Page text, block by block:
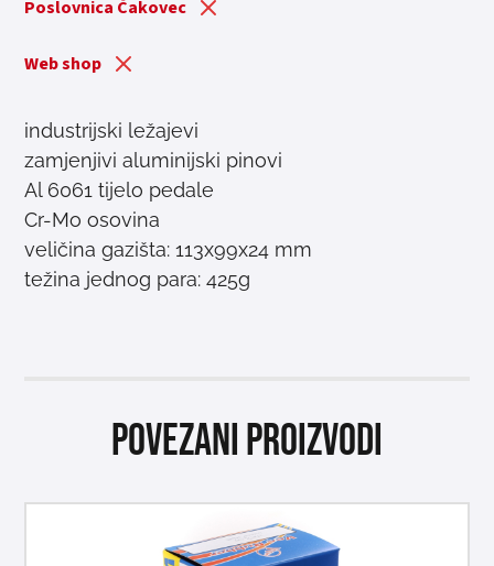
Poslovnica Čakovec
Web shop
industrijski ležajevi
zamjenjivi aluminijski pinovi
Al 6061 tijelo pedale
Cr-Mo osovina
veličina gazišta: 113x99x24 mm
težina jednog para: 425g
Povezani proizvodi